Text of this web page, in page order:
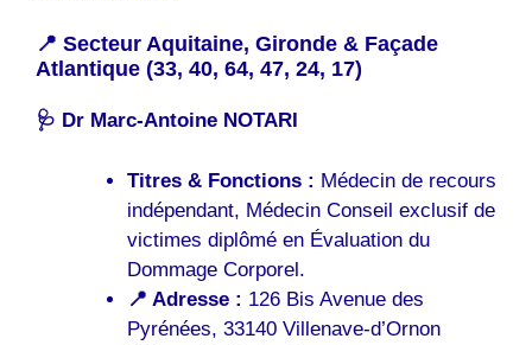
📍 Secteur Aquitaine, Gironde & Façade
Atlantique (33, 40, 64, 47, 24, 17)
🩺 Dr Marc-Antoine NOTARI
Titres & Fonctions : Médecin de recours
indépendant, Médecin Conseil exclusif de
victimes diplômé en Évaluation du
Dommage Corporel.
📍 Adresse : 126 Bis Avenue des
Pyrénées, 33140 Villenave-d’Ornon